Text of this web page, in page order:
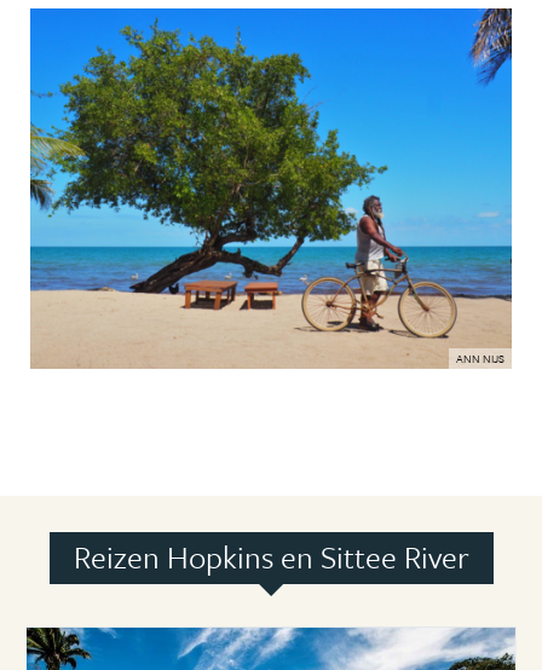
ANN NIJS
Reizen Hopkins en Sittee River